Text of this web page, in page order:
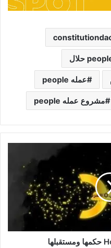
عمله people
مشروع عمله people